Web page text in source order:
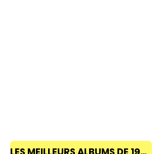
LES MEILLEURS ALBUMS DE 1968 à 2018